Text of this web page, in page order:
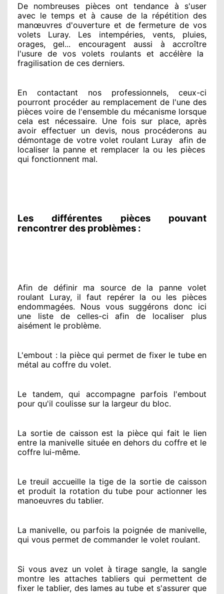
De nombreuses pièces ont tendance à s'user
avec le temps et à causede la répétition des
manœuvres d'ouverture et de fermeture de vos
volets Luray. Les intempéries, vents, pluies,
orages, gel... encouragent aussi à accroître
l'usure de vos volets roulants et accélère la
fragilisation de ces derniers.
En contactant nos professionnels, ceux-ci
pourront procéder au remplacement de l'une des
pièces voire de l'ensemble du mécanisme lorsque
cela est nécessaire. Une fois sur place, après
avoir effectuerun devis, nous procéderons au
démontage de votre volet roulant Luray
afin de
localiser la panne et remplacer la ou les pièces
qui fonctionnent mal.
Les différentes pièces pouvant
rencontrer des problèmes :
Afin de définir ma sourcede la panne volet
roulant Luray, il faut repérerla ou les pièces
endommagées. Nous vous suggérons donc ici
une liste de celles-ci afin de localiser plus
aisément le problème.
L'embout : la pièce qui permet de fixer le tube en
métal au coffre du volet.
Le tandem, qui accompagne parfois l'embout
pour qu'il coulisse sur la largeur du bloc.
La sortie de caisson est la pièce qui fait le lien
entre la manivelle situéeen dehors du coffre et le
coffre lui-même.
Le treuil accueille la tige de la sortie de caisson
et produit la rotation du tube pour actionner les
manoeuvres du tablier.
La manivelle, ou parfois la poignée de manivelle,
qui vous permet de commander le volet roulant.
Si vous avez un volet à tirage sangle, la sangle
montre les attaches tabliers qui permettent de
fixer le tablier, des lames au tube et s'assurerque